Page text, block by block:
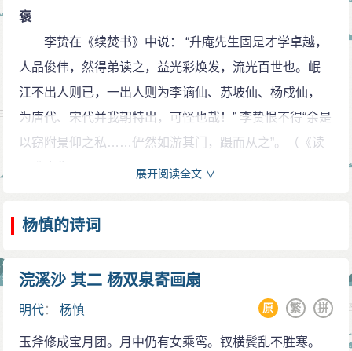
（1524），“大礼议”爆发，杨慎与王元正等二百多人伏於
左顺门，撼门大哭，自言“国家养士百五十年，仗节死
义，正在今日。”世宗下令将众人下诏狱廷杖，当场杖死
者十六人。十日后，杨慎及给事中刘济、安磐等七人又
聚众当廷痛哭，再次遭到廷杖。杨慎、王元正、刘济都
被谪戍。
杨慎动身前往戍地云南永昌卫。从前其父廷和当国
之时，曾经裁撤锦衣卫冗员，有怀恨在心者趁机埋伏在
万里，到达云南之后，几乎一病不起。
父病愈后又返回永昌。不久，率家奴协助平定寻甸安
铨、武定凤朝文叛乱。嘉靖八年（1529），杨廷和病
逝，杨慎获准归葬其父。此后，或暂回四川，或在云南
褒
李贽在《续焚书》中说： “升庵先生固是才学卓越，
人品俊伟，然得弟读之，益光彩焕发，流光百世也。岷
江不出人则已，一出人则为李谪仙、苏坡仙、杨戍仙，
为唐代、宋代并我朝特出，可怪也哉！” 李贽恨不得“余是
以窃附景仰之私……俨然如游其门，蹑而从之”。（《读
物。’然书至万卷，不几三十乘乎？除张司空外，更几人
迄今又三百余年矣，吾于杨升庵、李卓吾见之。”（《袁
王夫之称杨慎诗“三百年来最上乘”。（王夫之《明诗
评选》卷五）
展开阅读全文 ∨
杨慎的诗词
浣溪沙 其二 杨双泉寄画扇
明代：杨慎 拼
繁
原
玉斧修成宝月团。月中仍有女乘鸾。钗横鬓乱不胜寒。